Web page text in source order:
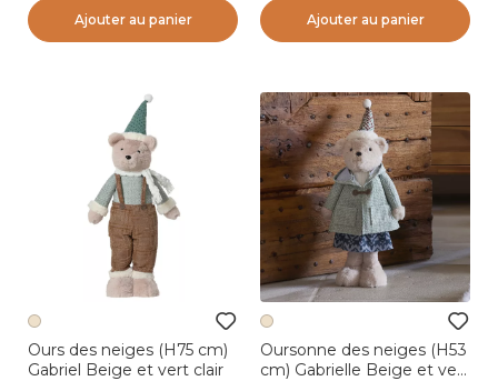
Ajouter au panier Ajouter au panier
Ours des neiges (H75 cm)
Gabriel Beige et vert clair
Oursonne des neiges (H53
cm) Gabrielle Beige et vert